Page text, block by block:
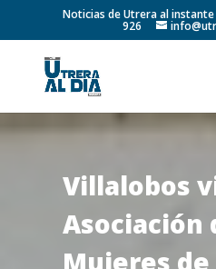
Noticias de Utrera al instante
926
Villalobos
Asociación
Mujeres